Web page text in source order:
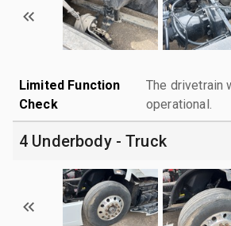
Limited Function
Check
The drivetrain
operational.
4 Underbody - Truck